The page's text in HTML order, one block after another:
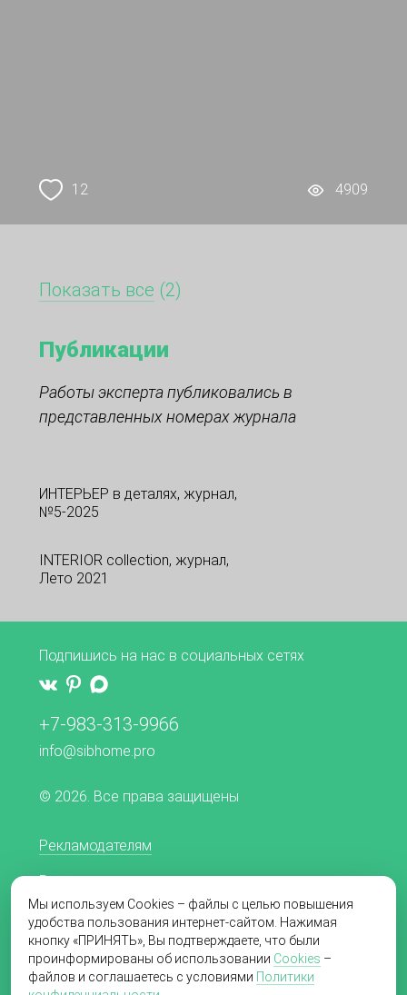
12 4909
Показать все (2)
Публикации
Работы эксперта публиковались в
представленных номерах журнала
ИНТЕРЬЕР в деталях, журнал,
№5-2025
INTERIOR collection, журнал,
Лето 2021
Подпишись на нас в социальных сетях
+7-983-313-9966
info@sibhome.pro
© 2026. Все права защищены
Рекламодателям
Редакционная политика
Согласие на обработку персональных данных
Пользовательское соглашение
Политика в отношении обработки
Мы используем Cookies – файлы с целью повышения
удобства пользования интернет-сайтом. Нажимая
кнопку «ПРИНЯТЬ», Вы подтверждаете, что были
проинформированы об использовании Cookies –
файлов и соглашаетесь с условиями Политики